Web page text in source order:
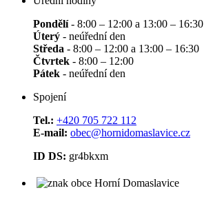
Pondělí- 8:00 – 12:00 a 13:00 – 16:30
Úterý - neúřední den
Středa - 8:00 – 12:00 a 13:00 – 16:30
Čtvrtek - 8:00 – 12:00
Pátek - neúřední den
Spojení
Tel.: +420 705 722 112
E-mail: obec@hornidomaslavice.cz
ID DS: gr4bkxm